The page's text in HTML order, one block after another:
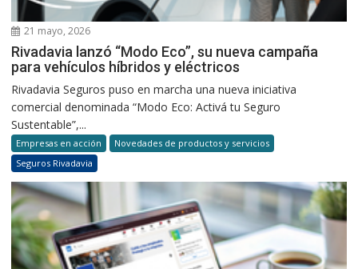
21 mayo, 2026
Rivadavia lanzó “Modo Eco”, su nueva campaña
para vehículos híbridos y eléctricos
Rivadavia Seguros puso en marcha una nueva iniciativa
comercial denominada “Modo Eco: Activá tu Seguro
Sustentable”,...
Empresas en acción
Novedades de productos y servicios
Seguros Rivadavia